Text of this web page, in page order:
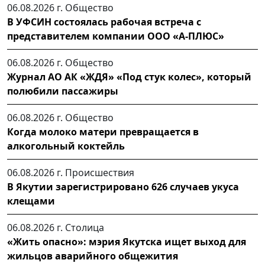
06.08.2026 г. Общество
В УФСИН состоялась рабочая встреча с
представителем компании ООО «А-ПЛЮС»
06.08.2026 г. Общество
Журнал АО АК «ЖДЯ» «Под стук колес», который
полюбили пассажиры
06.08.2026 г. Общество
Когда молоко матери превращается в
алкогольный коктейль
06.08.2026 г. Происшествия
В Якутии зарегистрировано 626 случаев укуса
клещами
06.08.2026 г. Столица
«Жить опасно»: мэрия Якутска ищет выход для
жильцов аварийного общежития